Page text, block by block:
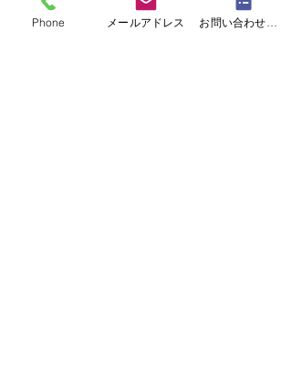
他、春に小さな会場での内輪だけの弾き合い
会なども行っております。
Phone メールアドレス